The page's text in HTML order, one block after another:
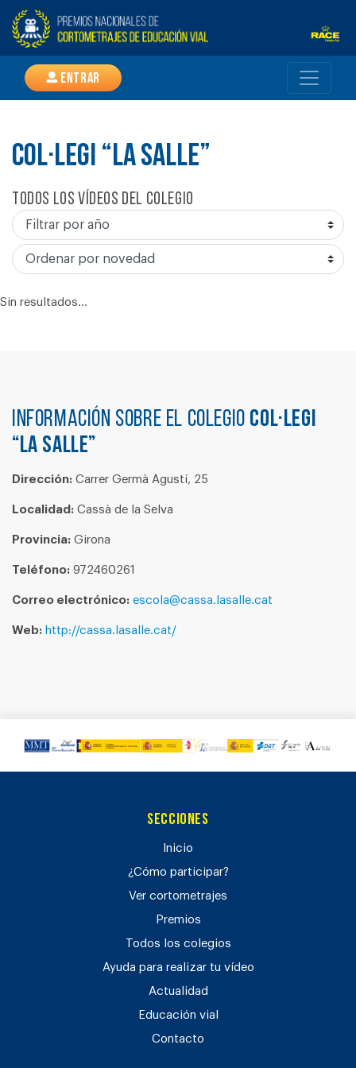
Entrar
COL·LEGI “LA SALLE”
Todos los vídeos del colegio
Sin resultados...
Información sobre el colegio COL·LEGI
“LA SALLE”
Dirección: Carrer Germà Agustí, 25
Localidad: Cassà de la Selva
Provincia: Girona
Teléfono: 972460261
Correo electrónico: escola@cassa.lasalle.cat
Web: http://cassa.lasalle.cat/
Secciones
Inicio
¿Cómo participar?
Ver cortometrajes
Premios
Todos los colegios
Ayuda para realizar tu vídeo
Actualidad
Educación vial
Contacto